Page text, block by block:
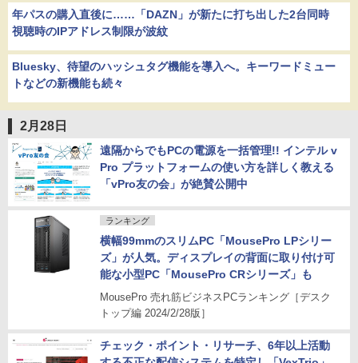
年パスの購入直後に……「DAZN」が新たに打ち出した2台同時
視聴時のIPアドレス制限が波紋
Bluesky、待望のハッシュタグ機能を導入へ。キーワードミュー
トなどの新機能も続々
2月28日
遠隔からでもPCの電源を一括管理!! インテル v
Pro プラットフォームの使い方を詳しく教える
「vPro友の会」が絶賛公開中
ランキング
横幅99mmのスリムPC「MousePro LPシリー
ズ」が人気。ディスプレイの背面に取り付け可
能な小型PC「MousePro CRシリーズ」も
MousePro 売れ筋ビジネスPCランキング［デスク
トップ編 2024/2/28版］
チェック・ポイント・リサーチ、6年以上活動